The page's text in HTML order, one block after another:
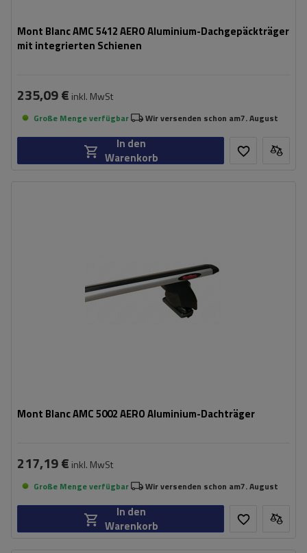
Mont Blanc AMC 5412 AERO Aluminium-Dachgepäckträger
mit integrierten Schienen
235,09 € inkl. MwSt
Große Menge verfügbar Wir versenden schon am7. August
In den
Warenkorb
Mont Blanc AMC 5002 AERO Aluminium-Dachträger
217,19 € inkl. MwSt
Große Menge verfügbar Wir versenden schon am7. August
In den
Warenkorb